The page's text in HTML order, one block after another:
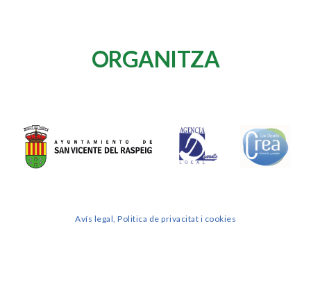
ORGANITZA
Avís legal, Politica de privacitat i cookies